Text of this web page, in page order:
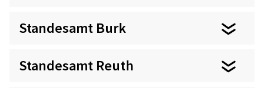
Standesamt Burk
Standesamt Reuth